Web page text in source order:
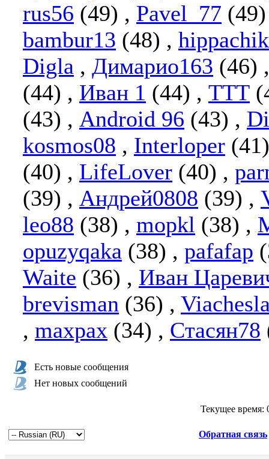
rus56 (49) , Pavel_77
bambur13 (48) , hippachik
Digla , Димарио163 (46)
(44) , Иван 1 (44) , ТТТ
(43) , Android 96 (43) ,
kosmos08 , Interloper
(40) , LifeLover (40) ,
(39) , Андрей0808 (39) ,
leo88 (38) , mopkl (38) ,
opuzyqaka (38) , pafafap
Waite (36) , Иван
brevisman (36) ,
, maxpax (34) , Стасян78
Есть новые сообщения
Нет новых сообщений
Текущее время:
Обратная связь